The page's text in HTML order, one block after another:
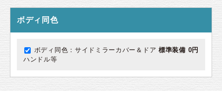
ボディ同色
ボディ同色：サイドミラーカバー＆ドア
ハンドル等
標準装備 0円